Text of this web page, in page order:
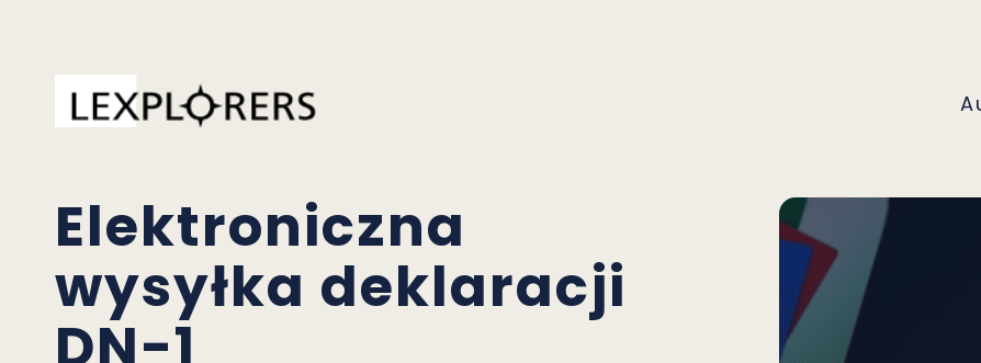
Elektroniczna
wysyłka deklaracji
DN-1